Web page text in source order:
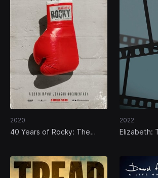
2020
40 Years of Rocky: The
2022
Elizabeth: